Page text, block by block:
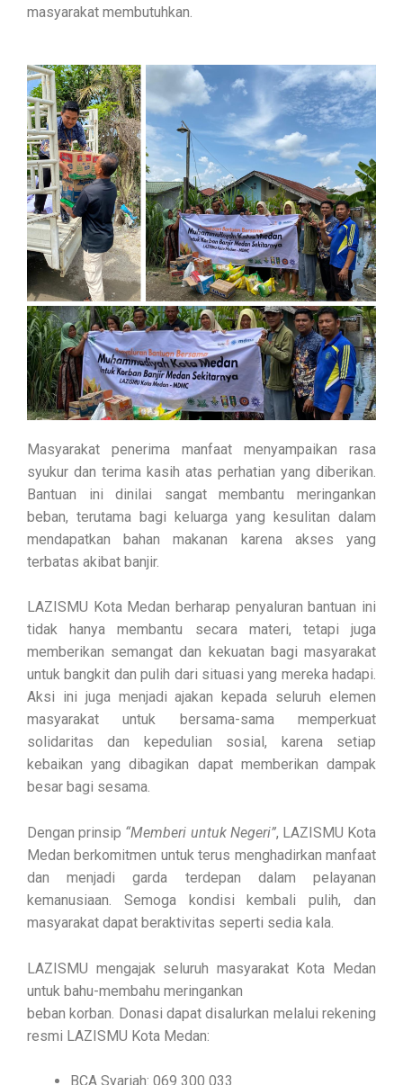
masyarakat membutuhkan.
Masyarakat penerima manfaat menyampaikan rasa
syukur dan terima kasih atas perhatian yang diberikan.
Bantuan ini dinilai sangat membantu meringankan
beban, terutama bagi keluarga yang kesulitan dalam
mendapatkan bahan makanan karena akses yang
terbatas akibat banjir.
LAZISMU Kota Medan berharap penyaluran bantuan ini
tidak hanya membantu secara materi, tetapi juga
memberikan semangat dan kekuatan bagi masyarakat
untuk bangkit dan pulih dari situasi yang mereka hadapi.
Aksi ini juga menjadi ajakan kepada seluruh elemen
masyarakat untuk bersama-sama memperkuat
solidaritas dan kepedulian sosial, karena setiap
kebaikan yang dibagikan dapat memberikan dampak
besar bagi sesama.
Dengan prinsip “Memberi untuk Negeri”, LAZISMU Kota
Medan berkomitmen untuk terus menghadirkan manfaat
dan menjadi garda terdepan dalam pelayanan
kemanusiaan. Semoga kondisi kembali pulih, dan
masyarakat dapat beraktivitas seperti sedia kala.
LAZISMU mengajak seluruh masyarakat Kota Medan
untuk bahu-membahu meringankan
beban korban. Donasi dapat disalurkan melalui rekening
resmi LAZISMU Kota Medan:
BCA Syariah: 069 300 033